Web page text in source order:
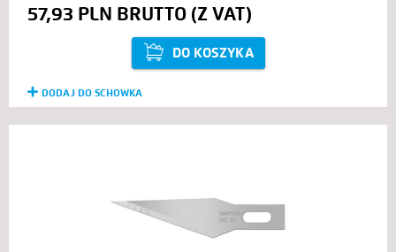
57,93 PLN
DO KOSZYKA
DODAJ DO SCHOWKA